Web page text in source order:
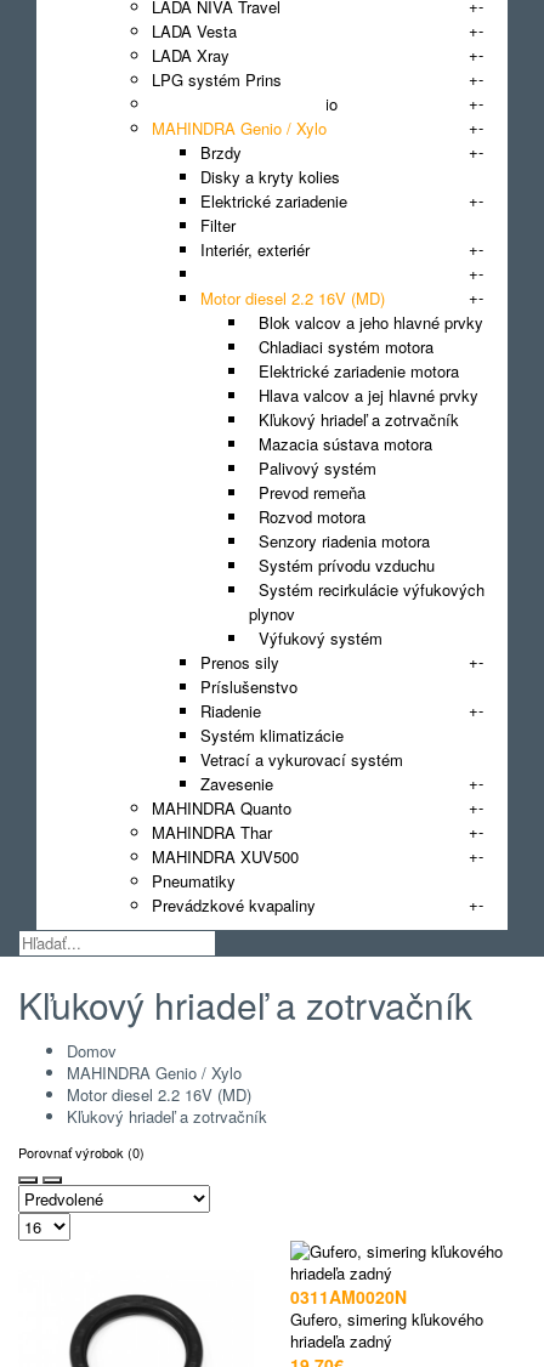
LADA NIVA Travel
+-
LADA Vesta
+-
LADA Xray
+-
LPG systém Prins
+-
MAHINDRA Goa / Scorpio
+-
MAHINDRA Genio / Xylo
+-
Brzdy
+-
Disky a kryty kolies
Elektrické zariadenie
+-
Filter
Interiér, exteriér
+-
+-
Motor diesel 2.2 16V (MD)
+-
Blok valcov a jeho hlavné prvky
Chladiaci systém motora
Elektrické zariadenie motora
Hlava valcov a jej hlavné prvky
Kľukový hriadeľ a zotrvačník
Mazacia sústava motora
Palivový systém
Prevod remeňa
Rozvod motora
Senzory riadenia motora
Systém prívodu vzduchu
Systém recirkulácie výfukových
plynov
Výfukový systém
Prenos sily
+-
Príslušenstvo
Riadenie
+-
Systém klimatizácie
Vetrací a vykurovací systém
Zavesenie
+-
MAHINDRA Quanto
+-
MAHINDRA Thar
+-
MAHINDRA XUV500
+-
Pneumatiky
Prevádzkové kvapaliny
+-
Kľukový hriadeľ a zotrvačník
Domov
MAHINDRA Genio / Xylo
Motor diesel 2.2 16V (MD)
Kľukový hriadeľ a zotrvačník
Porovnať výrobok (0)
0311AM0020N
Gufero, simering kľukového
hriadeľa zadný